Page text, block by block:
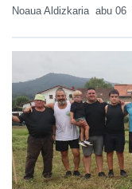
Noaua Aldizkaria abu 06